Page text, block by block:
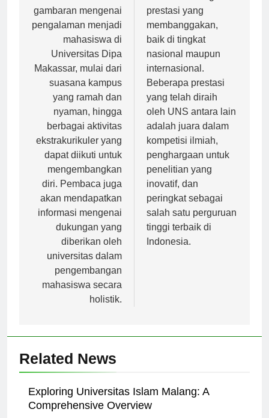
memberikan
gambaran mengenai
pengalaman menjadi
mahasiswa di
Universitas Dipa
Makassar, mulai dari
suasana kampus
yang ramah dan
nyaman, hingga
berbagai aktivitas
ekstrakurikuler yang
dapat diikuti untuk
mengembangkan
diri. Pembaca juga
akan mendapatkan
informasi mengenai
dukungan yang
diberikan oleh
universitas dalam
pengembangan
mahasiswa secara
memiliki berbagai
prestasi yang
membanggakan,
baik di tingkat
nasional maupun
internasional.
Beberapa prestasi
yang telah diraih
oleh UNS antara lain
adalah juara dalam
kompetisi ilmiah,
penghargaan untuk
penelitian yang
inovatif, dan
peringkat sebagai
salah satu perguruan
tinggi terbaik di
Related News
Exploring Universitas Islam Malang: A